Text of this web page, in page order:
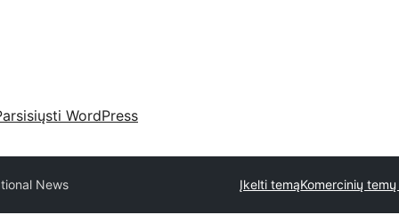
WordPress
News Įkelti temąKomercinių